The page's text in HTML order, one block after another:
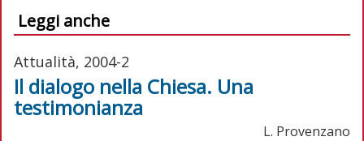
Leggi anche
Attualità, 2004-2
Il dialogo nella Chiesa. Una
testimonianza
L. Provenzano